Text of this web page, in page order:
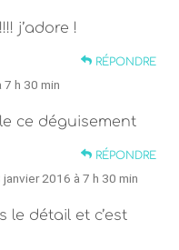
j’adore !
RÉPONDRE
7 h 30 min
ce déguisement
RÉPONDRE
janvier 2016 à 7 h 30 min
le détail et c’est